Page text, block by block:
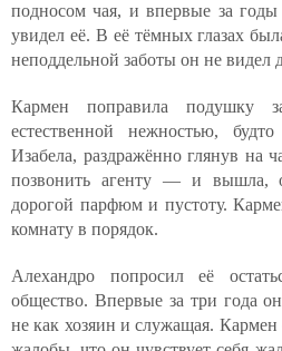
подносом чая, и впервые за годы
увидел её. В её тёмных глазах
неподдельной заботы он не видел
Кармен поправила подушку
естественной нежностью,
Изабела, раздражённо глянув на
позвонить агенту — и вышла,
дорогой парфюм и пустоту.
комнату в порядок.
Алехандро попросил её
общество. Впервые за три года
не как хозяин и служащая.